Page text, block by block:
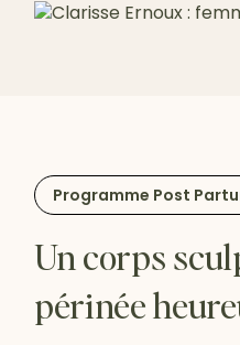
Programme Post
Un corps
périnée